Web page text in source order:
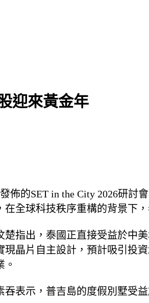
迎來黃金年
佈的SET in the City 2026研
在全球科技秩序重構的背景下
楚指出，泰國正直接受益於中
現晶片自主設計，預計吸引投
表示，普吉島的度假別墅受